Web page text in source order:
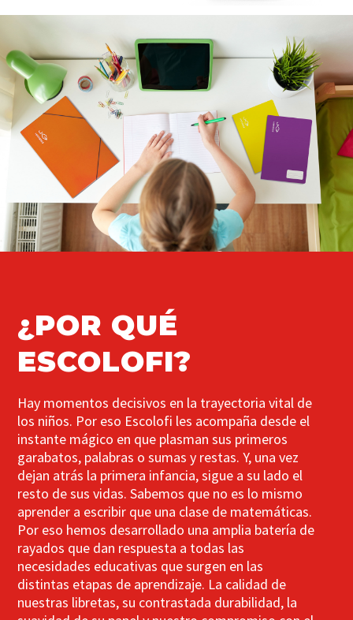
¿POR QUÉ
ESCOLOFI?
Hay momentos decisivos en la trayectoria vital de
los niños. Por eso Escolofi les acompaña desde el
instante mágico en que plasman sus primeros
garabatos, palabras o sumas y restas. Y, una vez
dejan atrás la primera infancia, sigue a su lado el
resto de sus vidas. Sabemos que no es lo mismo
aprender a escribir que una clase de matemáticas.
Por eso hemos desarrollado una amplia batería de
rayados que dan respuesta a todas las
necesidades educativas que surgen en las
distintas etapas de aprendizaje. La calidad de
nuestras libretas, su contrastada durabilidad, la